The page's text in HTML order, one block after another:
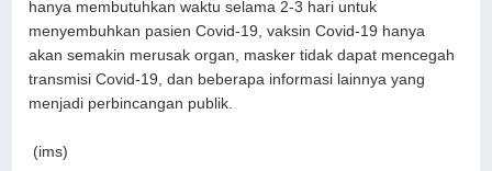
hanya membutuhkan waktu selama 2-3 hari untuk
menyembuhkan pasien Covid-19, vaksin Covid-19 hanya
akan semakin merusak organ, masker tidak dapat mencegah
transmisi Covid-19, dan beberapa informasi lainnya yang
menjadi perbincangan publik.
(ims)